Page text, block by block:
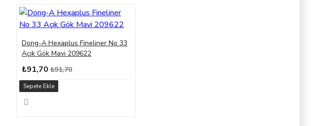
Dong-A Hexaplus Fineliner No 33
Açık Gök Mavi 209622
₺91,70 ₺91,70
Sepete Ekle